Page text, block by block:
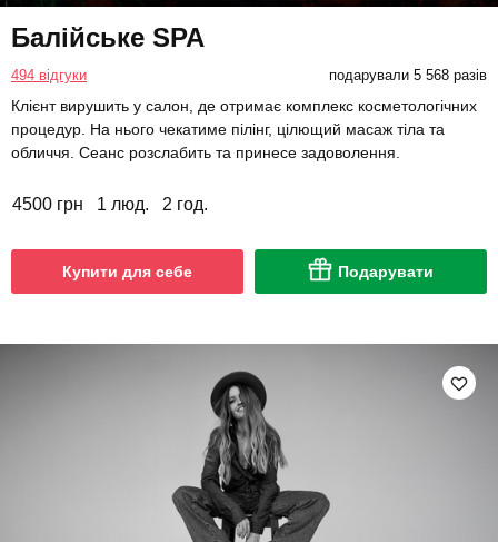
Балійське SPA
494 відгуки подарували 5 568 разів
Клієнт вирушить у салон, де отримає комплекс косметологічних
процедур. На нього чекатиме пілінг, цілющий масаж тіла та
обличчя. Сеанс розслабить та принесе задоволення.
4500 грн 1 люд. 2 год.
Купити для себе Подарувати